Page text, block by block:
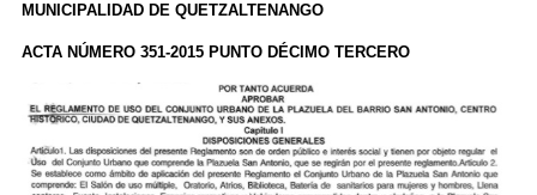
MUNICIPALIDAD DE QUETZALTENANGO
ACTA NÚMERO 351-2015 PUNTO DÉCIMO TERCERO